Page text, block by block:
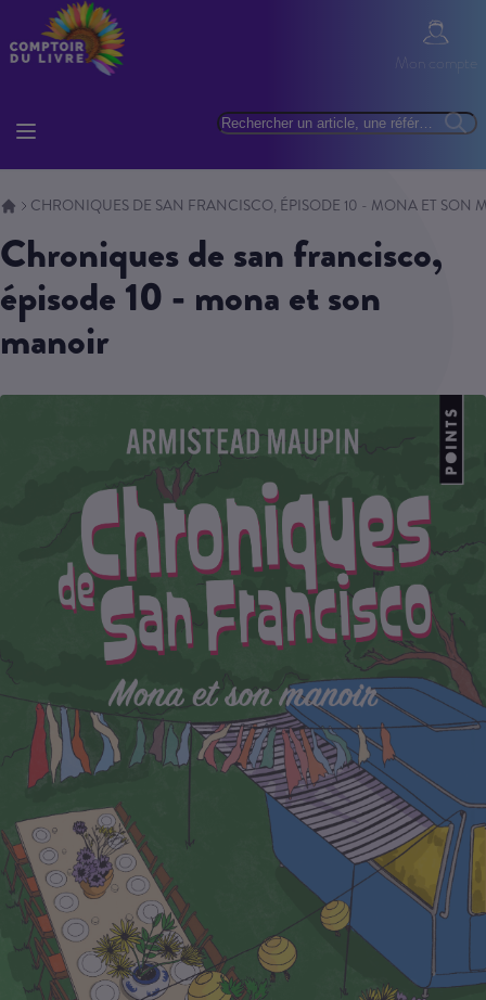
Allez au contenu
Rechercher
Mon
Mon compte
CHRONIQUES DE SAN FRANCISCO, ÉPISODE 10 - MONA ET SON
chroniques de san francisco,
épisode 10 - mona et son
manoir